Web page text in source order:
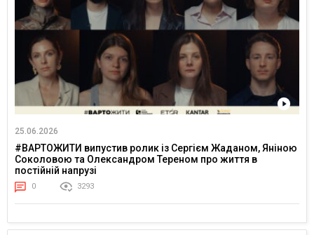
25.06.2026
#ВАРТОЖИТИ випустив ролик із Сергієм Жаданом, Яніною
Соколовою та Олександром Тереном про життя в
постійній напрузі
0 3293